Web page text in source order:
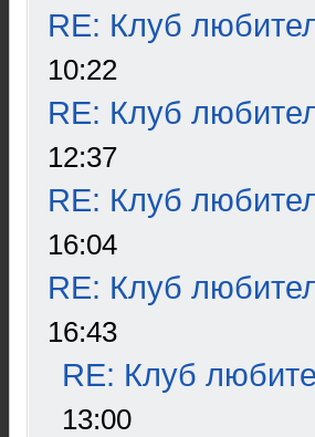
RE: Клуб
10:22
RE: Клуб
12:37
RE: Клуб
16:04
RE: Клуб
16:43
RE: Клуб
13:00